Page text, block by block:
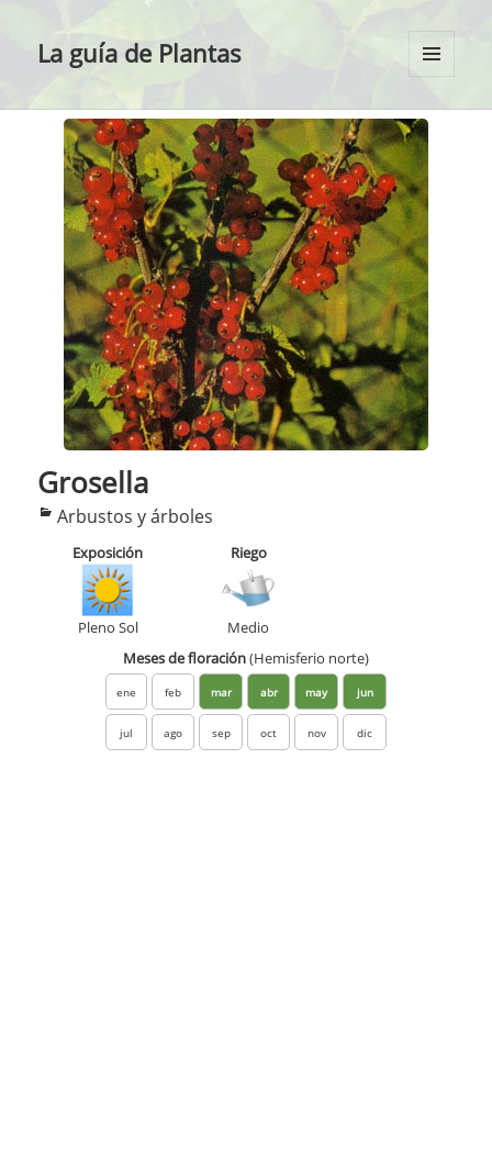
La guía de Plantas
WIDGETS
Grosella
Categorías
Arbustos y árboles
Exposición
Pleno Sol
Riego
Medio
Meses de floración(Hemisferio norte)
ene feb mar abr may jun
jul ago sep oct nov dic